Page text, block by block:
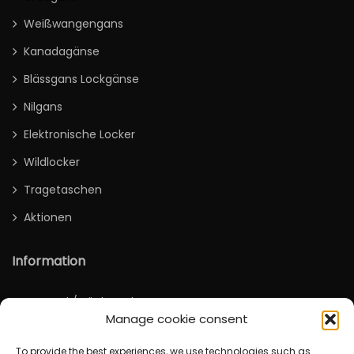
Manage cookie consent
To provide the best experiences, we use technologies such as
Weißwangengans
Kanadagänse
Blässgans Lockgänse
Nilgans
Elektronische Locker
Wildlocker
Tragetaschen
Aktionen
Information
Versand / Rücksendung
Deutsch